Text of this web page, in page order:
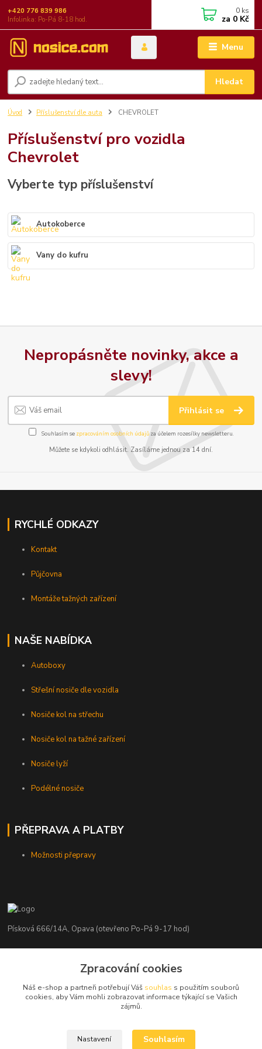
Menu
Hledat
+420 776 839 986
Infolinka: Po-Pá 8-18 hod.
0 ks
za 0 Kč
Úvod Příslušenství dle auta CHEVROLET
Příslušenství pro vozidla
Chevrolet
Vyberte typ příslušenství
Autokoberce
Vany do kufru
Nepropásněte novinky, akce a
slevy!
Přihlásit se
Souhlasím se zpracováním osobních údajůza účelem rozesílky newsletteru.
Můžete se kdykoli odhlásit. Zasíláme jednou za 14 dní.
RYCHLÉ ODKAZY
Kontakt
Půjčovna
Montáže tažných zařízení
NAŠE NABÍDKA
Autoboxy
Střešní nosiče dle vozidla
Nosiče kol na střechu
Nosiče kol na tažné zařízení
Nosiče lyží
Podélné nosiče
PŘEPRAVA A PLATBY
Možnosti přepravy
Písková 666/14A, Opava (otevřeno Po-Pá 9-17 hod)
+420 776 839 986
info@nosice.com
Zpracování cookies
Náš e-shop a partneři potřebují Váš souhlas s použitím souborů
cookies, aby Vám mohli zobrazovat informace týkající se Vašich
zájmů.
Nastavení Souhlasím